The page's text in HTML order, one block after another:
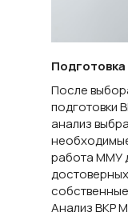
После
подготовки
анализ
работа ММУ
Анализ ВКР